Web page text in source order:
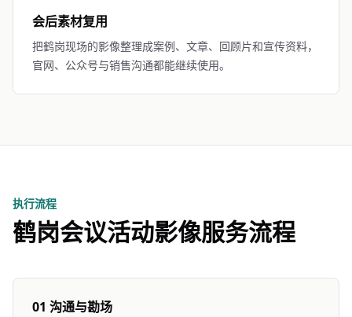
会后素材复用
把鹤岗现场的影像整理成案例、文章、回顾片和宣传资料，
官网、公众号与销售沟通都能继续使用。
执行流程
鹤岗会议活动影像服务流程
01 沟通与勘场